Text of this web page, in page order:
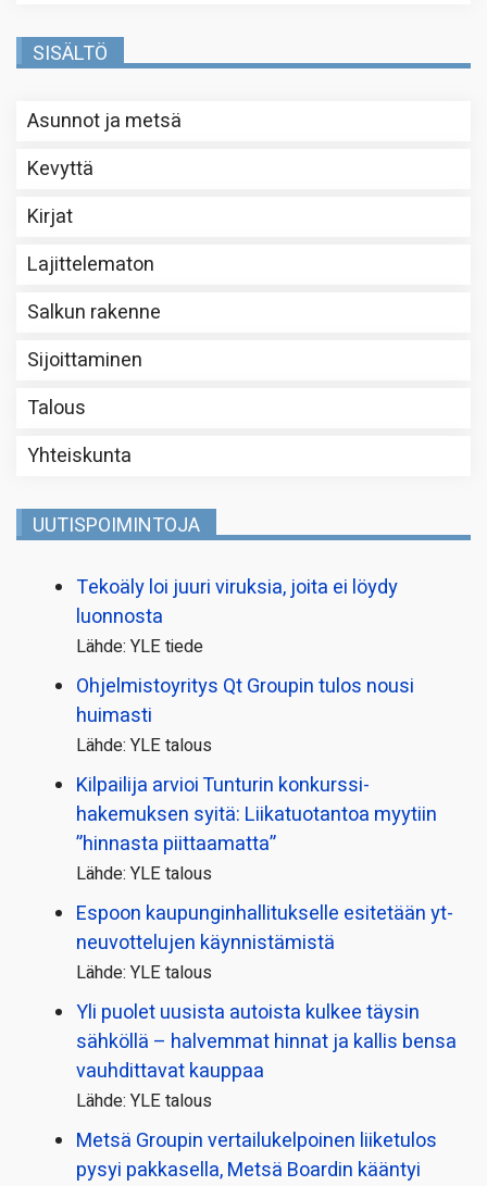
SISÄLTÖ
Asunnot ja metsä
Kevyttä
Kirjat
Lajittelematon
Salkun rakenne
Sijoittaminen
Talous
Yhteiskunta
UUTISPOIMINTOJA
Tekoäly loi juuri viruksia, joita ei löydy
luonnosta
Lähde: YLE tiede
Ohjelmistoyritys Qt Groupin tulos nousi
huimasti
Lähde: YLE talous
Kilpailija arvioi Tunturin konkurssi­
hakemuksen syitä: Liikatuotantoa myytiin
”hinnasta piittaamatta”
Lähde: YLE talous
Espoon kaupungin­hallitukselle esitetään yt-
neuvottelujen käynnistämistä
Lähde: YLE talous
Yli puolet uusista autoista kulkee täysin
sähköllä – halvemmat hinnat ja kallis bensa
vauhdittavat kauppaa
Lähde: YLE talous
Metsä Groupin vertailu­kelpoinen liiketulos
pysyi pakkasella, Metsä Boardin kääntyi